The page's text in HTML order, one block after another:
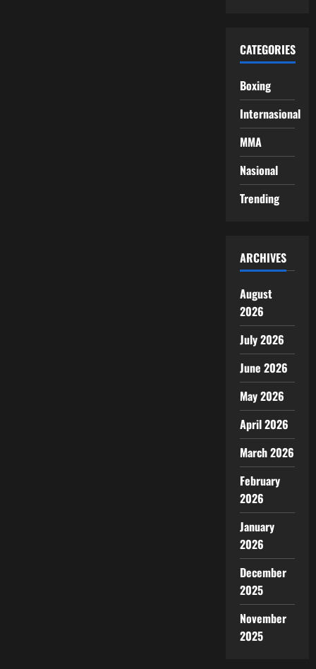
CATEGORIES
Boxing
Internasional
MMA
Nasional
Trending
ARCHIVES
August
2026
July 2026
June 2026
May 2026
April 2026
March 2026
February
2026
January
2026
December
2025
November
2025